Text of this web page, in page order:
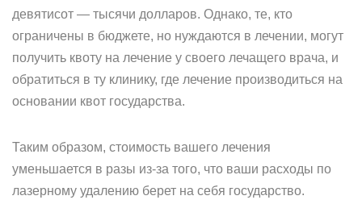
девятисот — тысячи долларов. Однако, те, кто
ограничены в бюджете, но нуждаются в лечении, могут
получить квоту на лечение у своего лечащего врача, и
обратиться в ту клинику, где лечение производиться на
основании квот государства.
Таким образом, стоимость вашего лечения
уменьшается в разы из-за того, что ваши расходы по
лазерному удалению берет на себя государство.